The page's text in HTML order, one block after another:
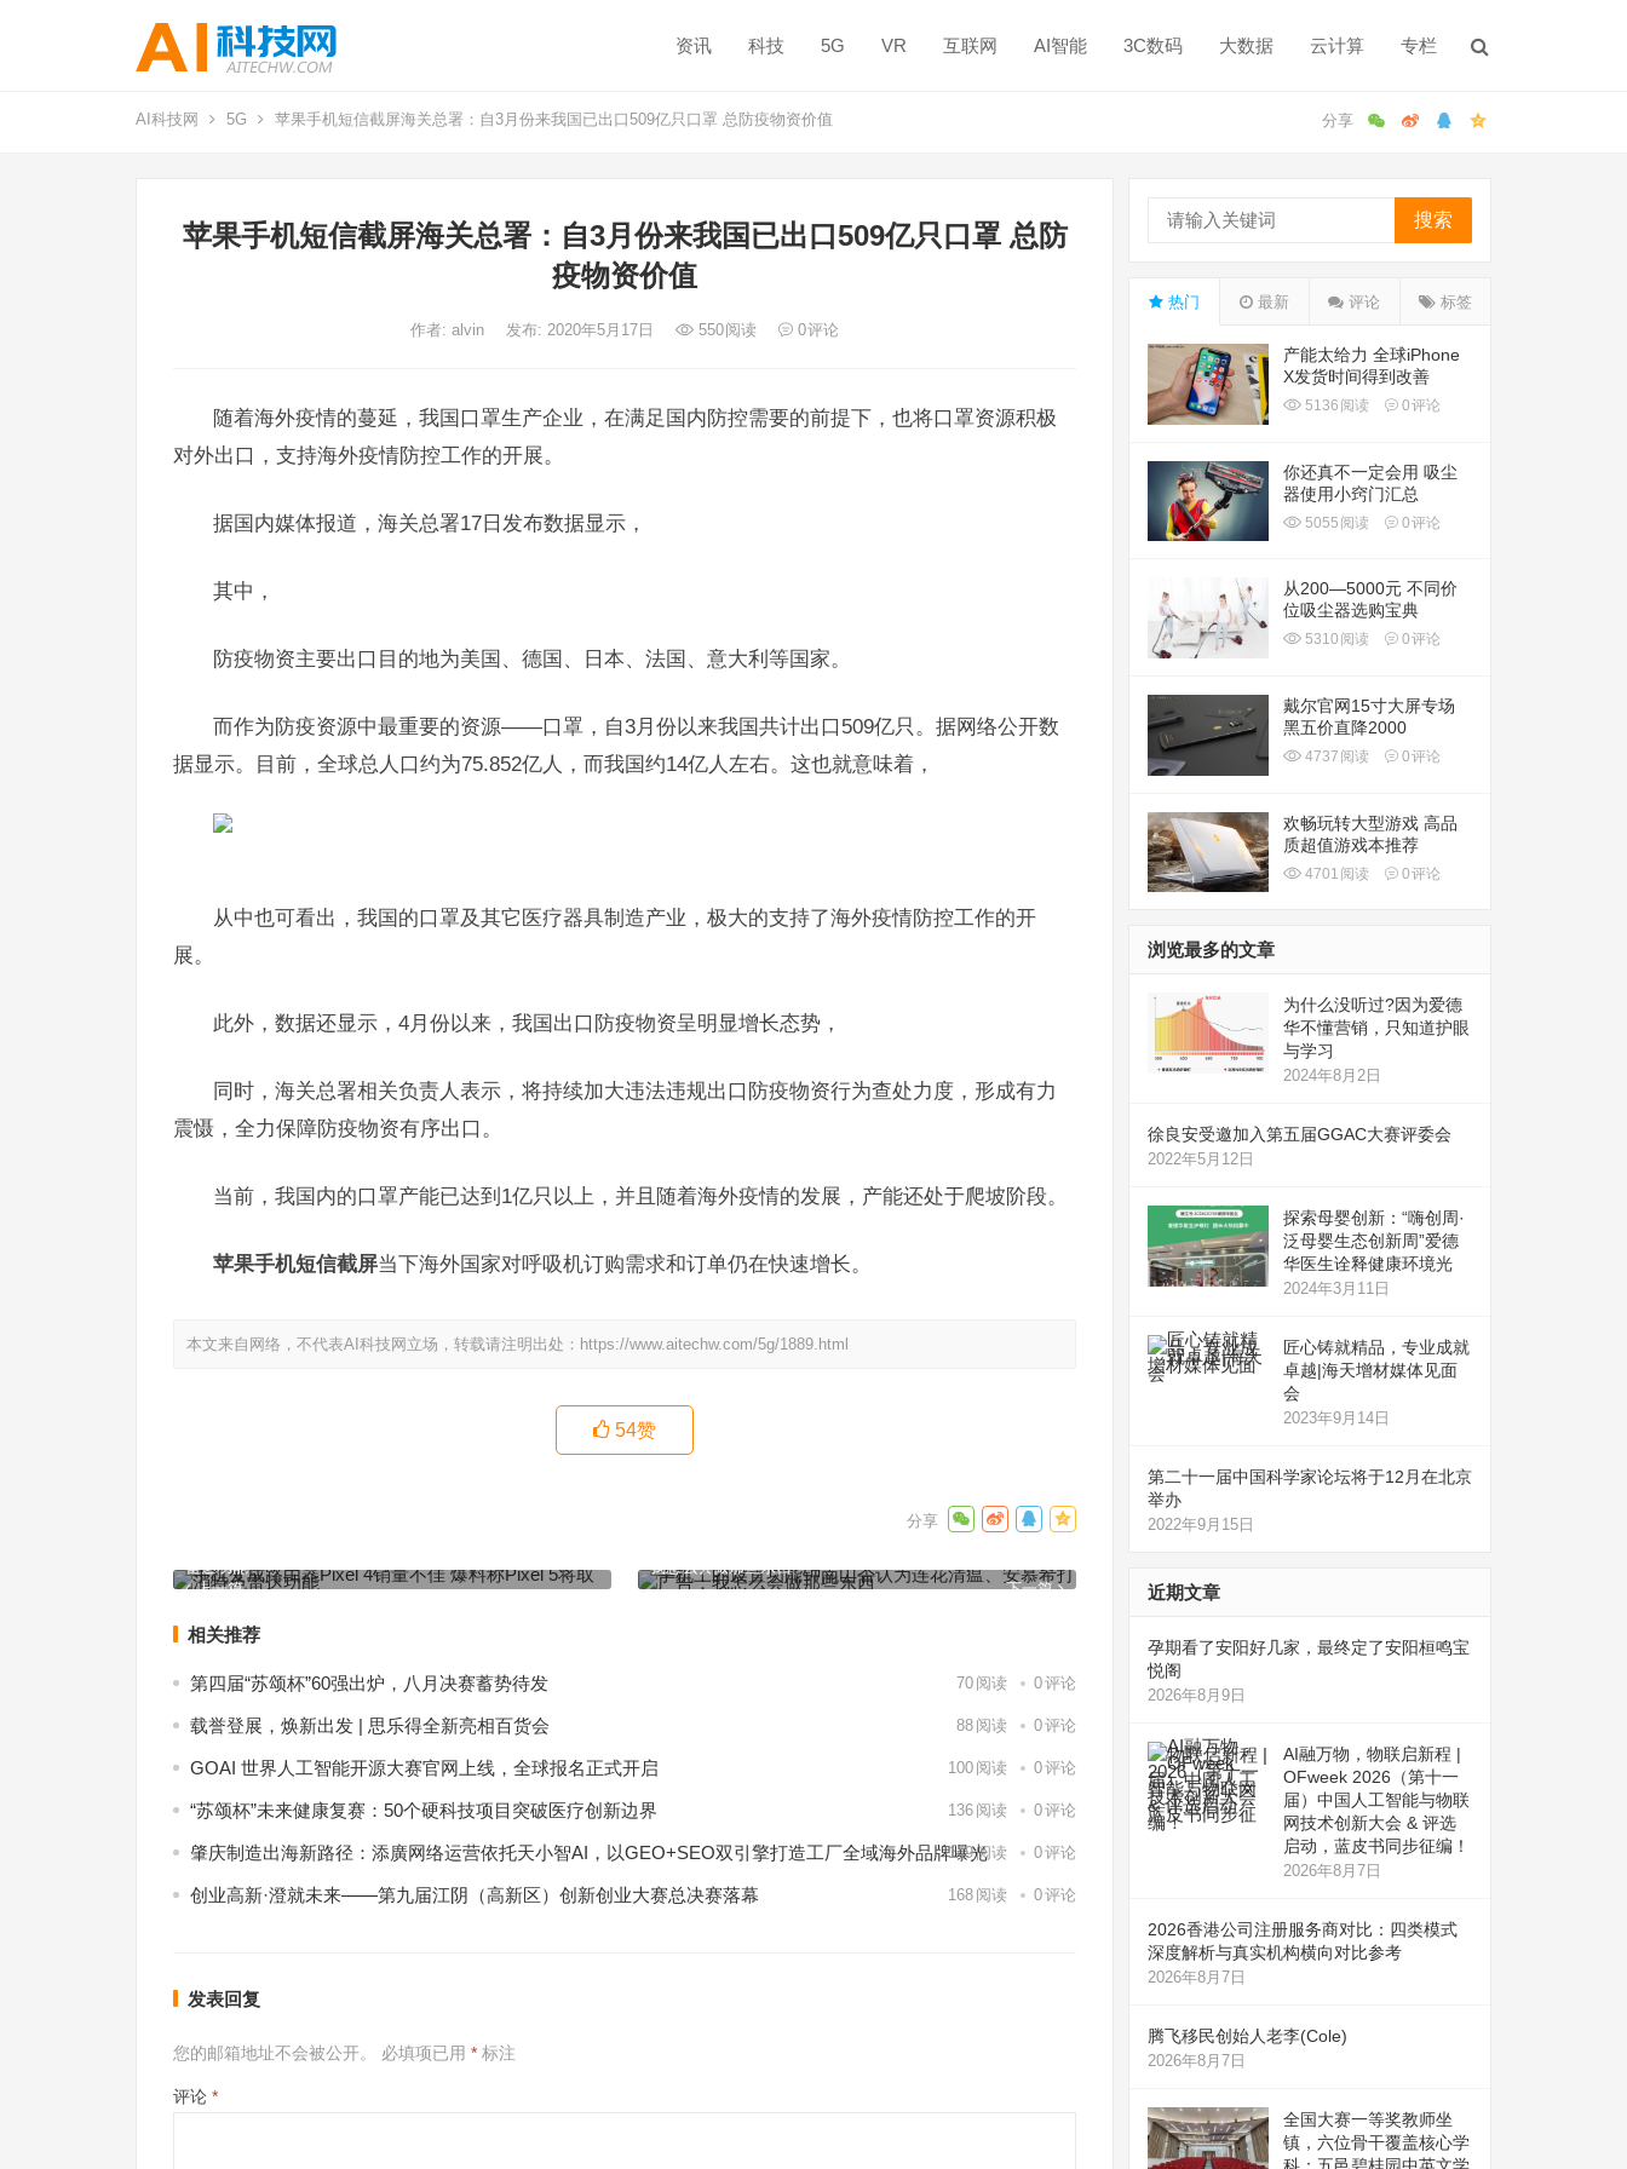
资讯 科技 5G VR 互联网 AI智能 3C数码 大数据 云计算 专栏
AI科技网 5G 苹果手机短信截屏海关总署：自3月份来我国已出口509亿只口罩 总防疫物资价值
苹果手机短信截屏海关总署：自3月份来我国已出口509亿只口罩 总防
疫物资价值
作者: alvin 发布: 2020年5月17日 550阅读 0评论
随着海外疫情的蔓延，我国口罩生产企业，在满足国内防控需要的前提下，也将口罩资源积极
对外出口，支持海外疫情防控工作的开展。
据国内媒体报道，海关总署17日发布数据显示，
其中，
防疫物资主要出口目的地为美国、德国、日本、法国、意大利等国家。
而作为防疫资源中最重要的资源——口罩，自3月份以来我国共计出口509亿只。据网络公开数
据显示。目前，全球总人口约为75.852亿人，而我国约14亿人左右。这也就意味着，
从中也可看出，我国的口罩及其它医疗器具制造产业，极大的支持了海外疫情防控工作的开
展。
此外，数据还显示，4月份以来，我国出口防疫物资呈明显增长态势，
同时，海关总署相关负责人表示，将持续加大违法违规出口防疫物资行为查处力度，形成有力
震慑，全力保障防疫物资有序出口。
当前，我国内的口罩产能已达到1亿只以上，并且随着海外疫情的发展，产能还处于爬坡阶段。
苹果手机短信截屏当下海外国家对呼吸机订购需求和订单仍在快速增长。
本文来自网络，不代表AI科技网立场，转载请注明出处： https://www.aitechw.com/5g/1889.html
54赞
上一篇
雷达功能
下一篇
我怎么会做那些东西
相关推荐
第四届“苏颂杯”60强出炉，八月决赛蓄势待发 70 阅读 0评论
载誉登展，焕新出发 | 思乐得全新亮相百货会 88 阅读 0评论
GOAI 世界人工智能开源大赛官网上线，全球报名正式开启 100 阅读 0评论
“苏颂杯”未来健康复赛：50个硬科技项目突破医疗创新边界 136 阅读 0评论
肇庆制造出海新路径：添廣网络运营依托天小智AI，以GEO+SEO双引擎打造工厂全域海外品牌曝光
149阅读 0评论
创业高新·澄就未来——第九届江阴（高新区）创新创业大赛总决赛落幕 168 阅读 0评论
发表回复
您的邮箱地址不会被公开。 必填项已用 * 标注
评论 *
搜索
热门 最新 评论 标签
产能太给力 全球iPhone
X发货时间得到改善
5136 阅读 0评论
你还真不一定会用 吸尘
器使用小窍门汇总
5055 阅读 0评论
从200—5000元 不同价
位吸尘器选购宝典
5310 阅读 0评论
戴尔官网15寸大屏专场
黑五价直降2000
4737 阅读 0评论
欢畅玩转大型游戏 高品
质超值游戏本推荐
4701 阅读 0评论
浏览最多的文章
为什么没听过?因为爱德
华不懂营销，只知道护眼
与学习
2024年8月2日
徐良安受邀加入第五届GGAC大赛评委会
2022年5月12日
探索母婴创新：“嗨创周·
泛母婴生态创新周”爱德
华医生诠释健康环境光
2024年3月11日
匠心铸就精品，专业成就
卓越|海天增材媒体见面
会
2023年9月14日
第二十一届中国科学家论坛将于12月在北京
举办
2022年9月15日
近期文章
孕期看了安阳好几家，最终定了安阳桓鸣宝
悦阁
2026年8月9日
AI融万物，物联启新程 |
OFweek 2026（第十一
届）中国人工智能与物联
网技术创新大会 & 评选
启动，蓝皮书同步征编！
2026年8月7日
2026香港公司注册服务商对比：四类模式
深度解析与真实机构横向对比参考
2026年8月7日
腾飞移民创始人老李(Cole)
2026年8月7日
全国大赛一等奖教师坐
镇，六位骨干覆盖核心学